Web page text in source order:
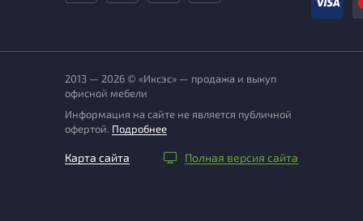
2013 — 2026 © «Иксэс» — продажа и выкуп
офисной мебели
Информация на сайте не является публичной
офертой. Подробнее
Карта сайта Полная версия сайта